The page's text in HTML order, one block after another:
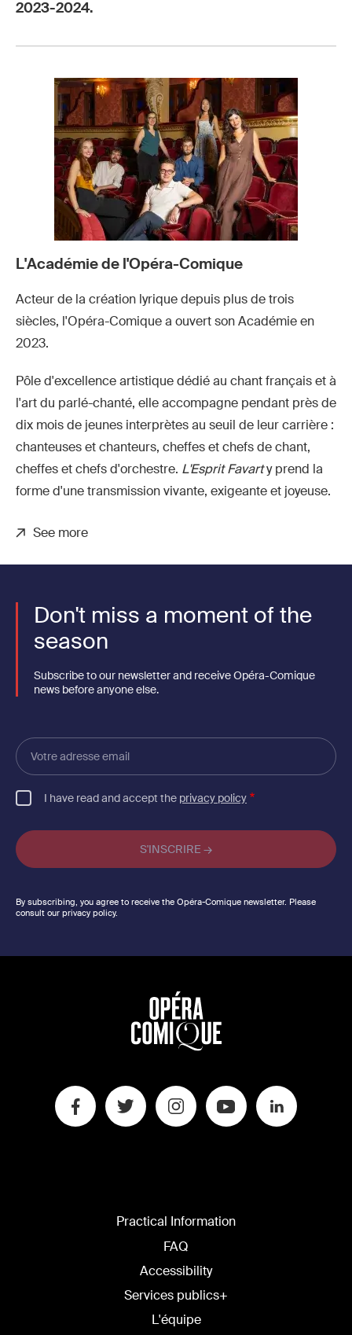
2023-2024.
L'Académie de l'Opéra-Comique
Acteur de la création lyrique depuis plus de trois
siècles, l'Opéra-Comique a ouvert son Académie en
2023.
Pôle d'excellence artistique dédié au chant français et à
l'art du parlé-chanté, elle accompagne pendant près de
dix mois de jeunes interprètes au seuil de leur carrière :
chanteuses et chanteurs, cheffes et chefs de chant,
cheffes et chefs d'orchestre. L'Esprit Favarty prend la
forme d'une transmission vivante, exigeante et joyeuse.
See more
Don't miss a moment of the
season
Subscribe to our newsletter and receive Opéra-Comique
news before anyone else.
Votre
adresse
email
I have read and accept the privacy policy
By subscribing, you agree to receive the Opéra-Comique newsletter. Please
consult our privacy policy.
Practical Information
FAQ
Accessibility
Services publics+
L'équipe